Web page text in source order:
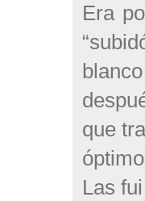
Era
que
Las